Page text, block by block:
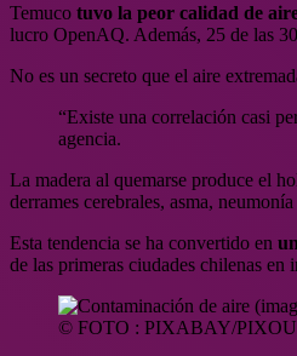
Temuco tuvo la peor calidad de
lucro OpenAQ. Además, 25 de las
No es un secreto que el aire
“Existe una correlación casi
agencia.
La madera al quemarse produce el
derrames cerebrales, asma,
Esta tendencia se ha convertido en
de las primeras ciudades chilenas en
© FOTO : PIXABAY/